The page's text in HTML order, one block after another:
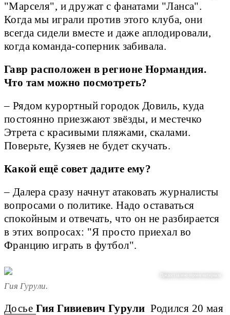
"Марселя", и дружат с фанатами "Ланса".
Когда мы играли против этого клуба, они
всегда сидели вместе и даже аплодировали,
когда команда-соперник забивала.
Гавр расположен в регионе Нормандия.
Что там можно посмотреть?
– Рядом курортный городок Довиль, куда
постоянно приезжают звёзды, и местечко
Этрета с красивыми пляжами, скалами.
Поверьте, Кузяев не будет скучать.
Какой ещё совет дадите ему?
– Далера сразу начнут атаковать журналисты
вопросами о политике. Надо оставаться
спокойным и отвечать, что он не разбирается
в этих вопросах: "Я просто приехал во
Францию играть в футбол".
Предоставлено героем материала
Гия Гурули.
Досье Гия Гивиевич Гурули Родился 20 мая